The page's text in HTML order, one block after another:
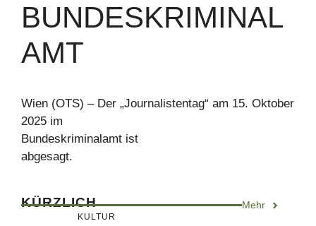
BUNDESKRIMINAL
AMT
Wien (OTS) – Der „Journalistentag“ am 15. Oktober
2025 im
Bundeskriminalamt ist
abgesagt.
KÜRZLICH Mehr
KULTUR